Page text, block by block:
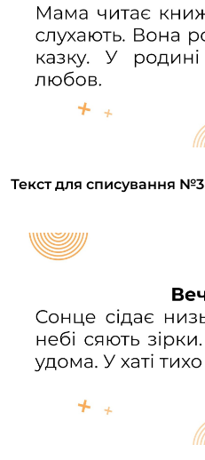
Текст для списування №3